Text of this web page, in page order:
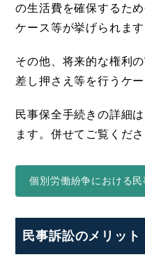
の生活費を確保するた
ケース等が挙げられます
その他、将来的な権利
差し押さえ等を行うケー
民事保全手続きの詳細
ます。併せてご覧くださ
個別労働紛争における
民事訴訟のメリット